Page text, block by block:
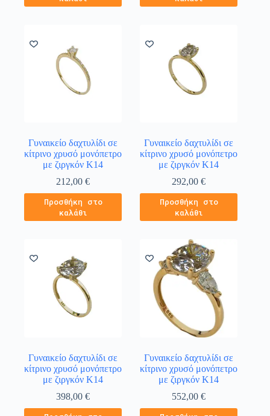
Γυναικείο δαχτυλίδι σε
κίτρινο χρυσό μονόπετρο
με ζιργκόν Κ14
212,00€
Προσθήκη στο
καλάθι
Γυναικείο δαχτυλίδι σε
κίτρινο χρυσό μονόπετρο
με ζιργκόν Κ14
292,00€
Προσθήκη στο
καλάθι
Γυναικείο δαχτυλίδι σε
κίτρινο χρυσό μονόπετρο
με ζιργκόν Κ14
398,00€
Γυναικείο δαχτυλίδι σε
κίτρινο χρυσό μονόπετρο
με ζιργκόν Κ14
552,00€